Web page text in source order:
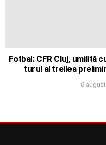
Fotbal: CFR Cluj, umilită
turul al treilea
6